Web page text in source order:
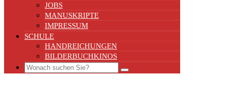
JOBS
MANUSKRIPTE
IMPRESSUM
SCHULE
HANDREICHUNGEN
BILDERBUCHKINOS
Search